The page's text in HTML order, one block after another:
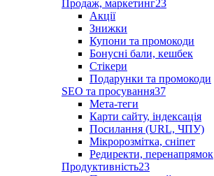
Продаж, маркетинг23
Акції
Знижки
Купони та промокоди
Бонусні бали, кешбек
Стікери
Подарунки та промокоди
SEO та просування37
Мета-теги
Карти сайту, індексація
Посилання (URL, ЧПУ)
Мікророзмітка, сніпет
Редиректи, перенапрямок
Продуктивність23